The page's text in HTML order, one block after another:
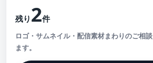
残り2件
ロゴ・サムネイル・配信素材まわりのご相
ます。